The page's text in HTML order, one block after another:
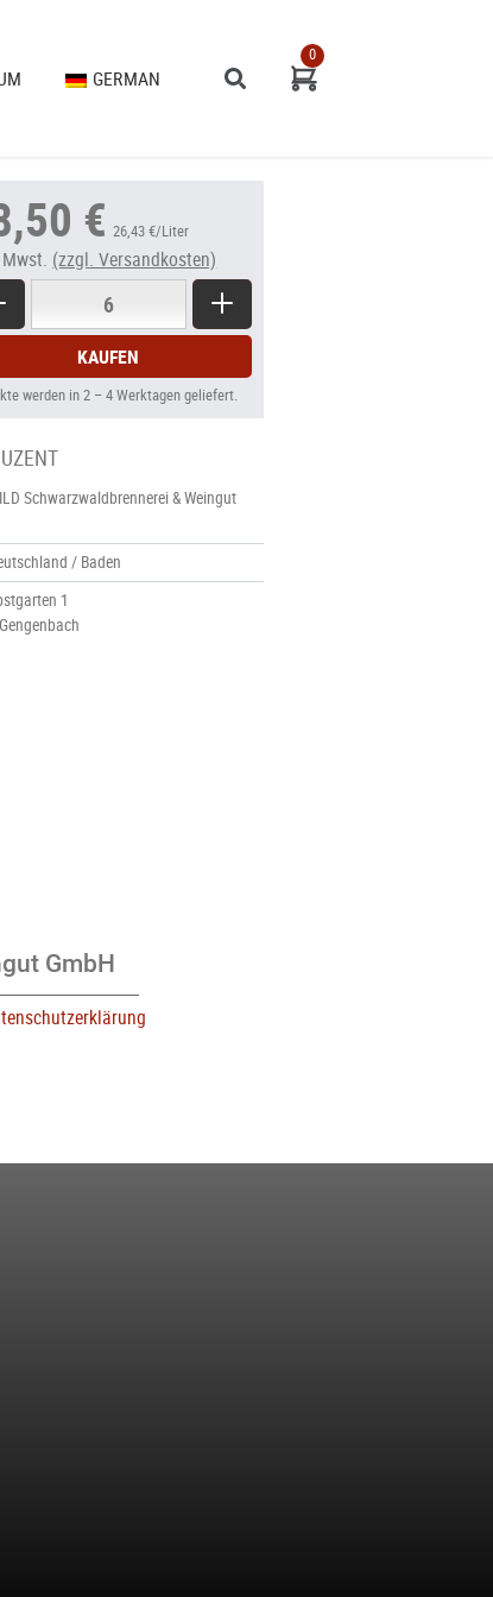
GERMAN
0
Zur
€ 26,43 €/Liter
(zzgl. Versandkosten)
KAUFEN
werden in 2 – 4 Werktagen geliefert.
Schwarzwaldbrennerei & Weingut
/ Baden
1
GmbH